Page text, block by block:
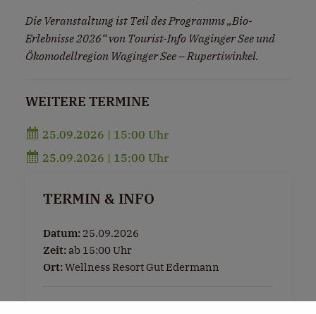
Die Veranstaltung ist Teil des Programms „Bio-
Erlebnisse 2026“ von Tourist-Info Waginger See und
Ökomodellregion Waginger See – Rupertiwinkel.
WEITERE TERMINE
25.09.2026 | 15:00 Uhr
25.09.2026 | 15:00 Uhr
TERMIN & INFO
Datum: 25.09.2026
Zeit: ab 15:00 Uhr
Ort:Wellness Resort Gut Edermann